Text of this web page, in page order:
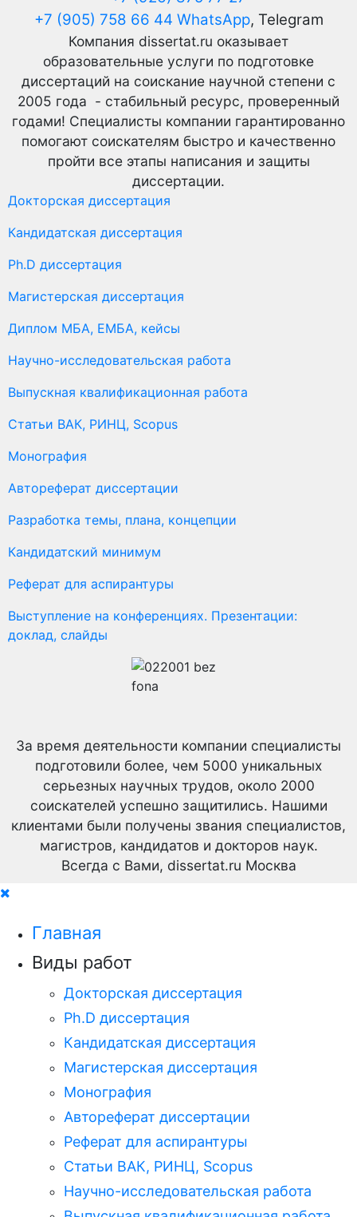
+7 (905) 758 66 44 WhatsApp, Telegram
Компания dissertat.ru оказывает
образовательные услуги по подготовке
диссертаций на соискание научной степени с
2005 года - стабильный ресурс, проверенный
годами! Специалисты компании гарантированно
помогают соискателям быстро и качественно
пройти все этапы написания и защиты
диссертации.
Докторская диссертация
Кандидатская диссертация
Ph.D диссертация
Магистерская диссертация
Диплом МБА, ЕМБА, кейсы
Научно-исследовательская работа
Выпускная квалификационная работа
Статьи ВАК, РИНЦ, Scopus
Монография
Автореферат диссертации
Разработка темы, плана, концепции
Кандидатский минимум
Реферат для аспирантуры
Выступление на конференциях. Презентации:
доклад, слайды
За время деятельности компании специалисты
подготовили более, чем 5000 уникальных
серьезных научных трудов, около 2000
соискателей успешно защитились. Нашими
клиентами были получены звания специалистов,
магистров, кандидатов и докторов наук.
Всегда с Вами, dissertat.ru Москва
Главная
Виды работ
Докторская диссертация
Ph.D диссертация
Кандидатская диссертация
Магистерская диссертация
Монография
Автореферат диссертации
Реферат для аспирантуры
Статьи ВАК, РИНЦ, Scopus
Научно-исследовательская работа